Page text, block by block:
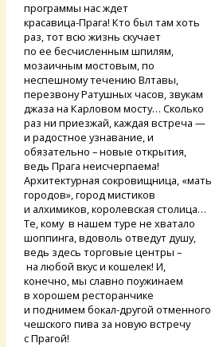
программы нас ждет
красавица-Прага! Кто был там хоть
раз, тот всю жизнь скучает
по ее бесчисленным шпилям,
мозаичным мостовым, по
неспешному течению Влтавы,
перезвону Ратушных часов, звукам
джаза на Карловом мосту… Сколько
раз ни приезжай, каждая встреча —
и радостное узнавание, и
обязательно – новые открытия,
ведь Прага неисчерпаема!
Архитектурная сокровищница, «мать
городов», город мистиков
и алхимиков, королевская столица…
Те, кому в нашем туре не хватало
шоппинга, вдоволь отведут душу,
ведь здесь торговые центры –
на любой вкус и кошелек! И,
конечно, мы славно поужинаем
в хорошем ресторанчике
и поднимем бокал-другой отменного
чешского пива за новую встречу
с Прагой!